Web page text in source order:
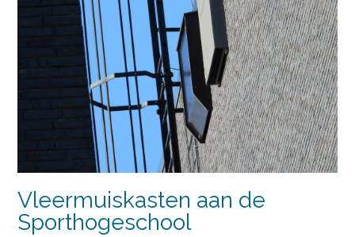
Vleermuiskasten aan de
Sporthogeschool